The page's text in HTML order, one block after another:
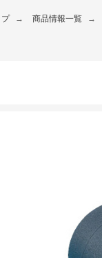
プ 商品情報一覧